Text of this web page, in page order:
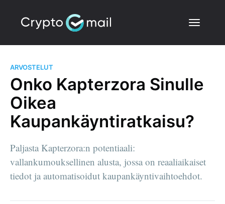
ARVOSTELUT
Onko Kapterzora Sinulle
Oikea
Kaupankäyntiratkaisu?
Paljasta Kapterzora:n potentiaali:
vallankumouksellinen alusta, jossa on reaaliaikaiset
tiedot ja automatisoidut kaupankäyntivaihtoehdot.